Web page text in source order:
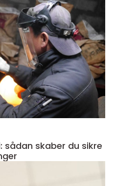
sådan skaber du sikre